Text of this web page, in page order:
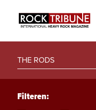
Filteren: